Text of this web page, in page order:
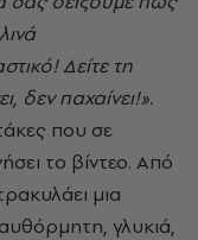
Δείτε τη
δεν παχαίνει!».
που σε
το βίντεο. Από
μια
γλυκιά,